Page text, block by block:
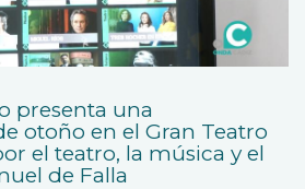
presenta una
otoño en el Gran Teatro
el teatro, la música y el
de Falla